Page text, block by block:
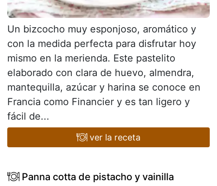
Un bizcocho muy esponjoso, aromático y
con la medida perfecta para disfrutar hoy
mismo en la merienda. Este pastelito
elaborado con clara de huevo, almendra,
mantequilla, azúcar y harina se conoce en
Francia como Financier y es tan ligero y
fácil de...
ver la receta
Panna cotta de pistacho y vainilla